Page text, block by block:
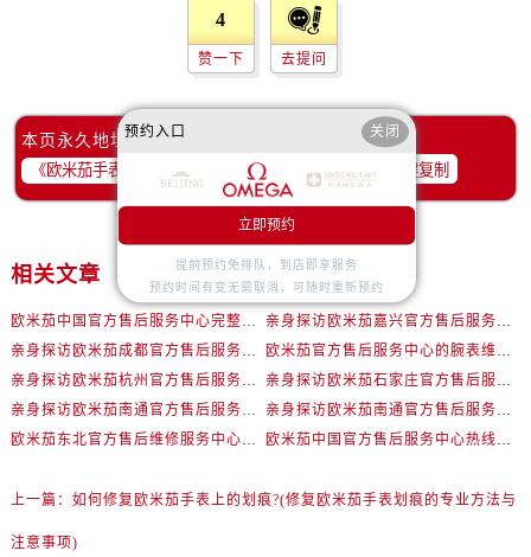
内蒙古自治区乌兰察布市集宁区恩和大街欧米茄售后服务中心（需提前预约）
山西省晋城市城区黄华街欧米茄售后服务中心（需提前预约）
山西省晋中市榆次区顺城街欧米茄售后服务中心（需提前预约）
山西省临汾市尧都区解放路欧米茄售后服务中心（需提前预约）
山西省吕梁市离石区永宁中路与建设街交叉口欧米茄售后服务中心（需提前预约）
山西省忻州市忻府区和平东街与七一南路交叉口欧米茄售后服务中心（需提前预约）
4
赞一下 去提问
本页永久地址：
一键复制
相关文章
欧米茄中国官方售后服务中心完整热线和维修地址实地考察报告多信源验证（2026年7月最新）
亲身探访欧米茄嘉兴官方售后服务中心｜网点地址及售后热线（2026年7月最新）
亲身探访欧米茄成都官方售后服务中心｜网点地址与电话（2026年7月最新）
欧米茄官方售后服务中心的腕表维修与保养服务权威公示（2026年7月最新）
亲身探访欧米茄杭州官方售后服务中心｜热线与地址（2026年7月最新）
亲身探访欧米茄石家庄官方售后服务中心｜最新地址与售后热线（2026年7月最新）
亲身探访欧米茄南通官方售后服务中心｜全新地址和售后电话（2026年7月最新）
亲身探访欧米茄南通官方售后服务中心｜网点地址及官方服务电话（2026年7月最新）
欧米茄东北官方售后维修服务中心提供专业腕表养护服务权威公示（2026年7月最新）
欧米茄中国官方售后服务中心热线和详细网点地址实地考察报告_多信源验证（2026年7月最新）
上一篇： 如何修复欧米茄手表上的划痕?(修复欧米茄手表划痕的专业方法与
注意事项)
预约入口 关闭
立即预约
提前预约免排队，到店即享服务
预约时间有变无需取消，可随时重新预约